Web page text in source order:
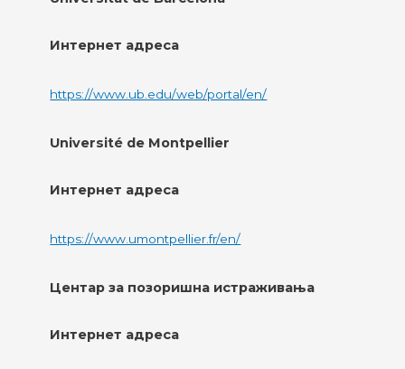
Интернет адреса
https://www.ub.edu/web/portal/en/
Université de Montpellier
Интернет адреса
https://www.umontpellier.fr/en/
Центар за позоришна истраживања
Интернет адреса